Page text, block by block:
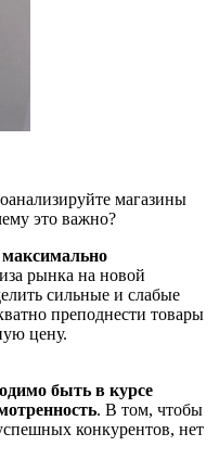
магазины
это важно?
максимально
рынка на новой
сильные и слабые
преподнести товары
цену.
быть в курсе
. В том, чтобы
конкурентов, нет